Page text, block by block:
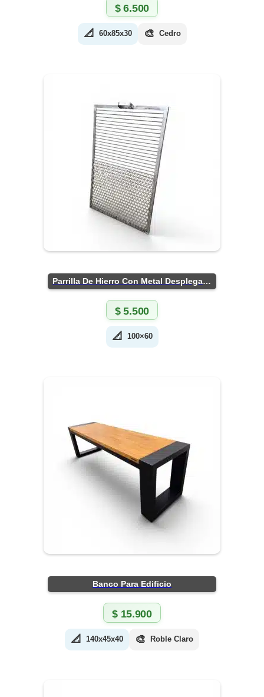
$6.500
📐 60x85x30 🎨 Cedro
Parrilla De Hierro Con Metal Desplegado
$5.500
📐 100×60
Banco Para Edificio
$15.900
📐 140x45x40 🎨 Roble Claro